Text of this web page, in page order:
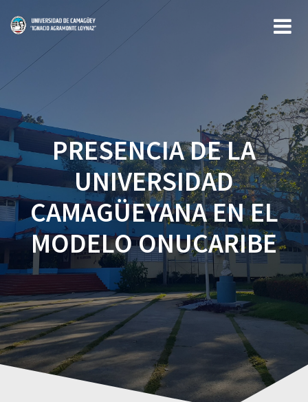
PRESENCIA DE LA
UNIVERSIDAD
CAMAGÜEYANA EN EL
MODELO ONUCARIBE